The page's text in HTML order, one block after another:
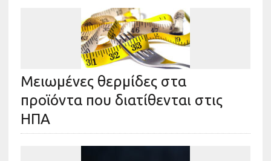
Μειωμένες θερμίδες στα
προϊόντα που διατίθενται στις
ΗΠΑ